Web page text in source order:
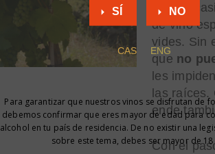
¿Qué
de vino
vides. Sin
que no
les
las
ende
Con el
SÍ NO
CAS ENG
Para garantizar que nuestros vinos se disfrutan de
debemos confirmar que eres mayor de edad para
alcohol en tu país de residencia. De no existir una
sobre este tema, debes ser mayor de 18